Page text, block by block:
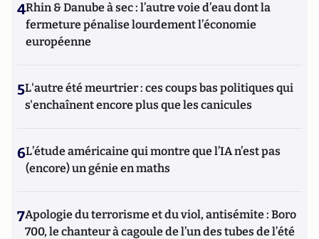
4Rhin & Danube à sec : l’autre voie d’eau dont la
fermeture pénalise lourdement l’économie
européenne
5L'autre été meurtrier : ces coups bas politiques qui
s'enchaînent encore plus que les canicules
6L’étude américaine qui montre que l’IA n’est pas
(encore) un génie en maths
7Apologie du terrorisme et du viol, antisémite : Boro
700, le chanteur à cagoule de l’un des tubes de l’été